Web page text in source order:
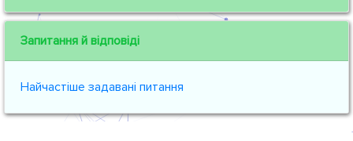
Запитання й відповіді
Найчастіше задавані питання